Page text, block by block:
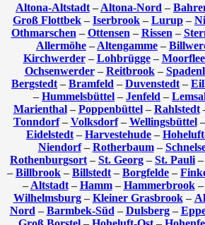
Altona-Altstadt – Altona-Nord –
Groß Flottbek – Iserbrook – Lurup –
Othmarschen – Ottensen – Rissen –
Allermöhe – Altengamme –
Kirchwerder– Lohbrügge–
Ochsenwerder– Reitbrook–
Bergstedt – Bramfeld – Duvenstedt –
– Hummelsbüttel – Jenfeld –
Marienthal– Poppenbüttel– Rahlstedt
Tonndorf– Volksdorf– Wellingsbüttel–
Eidelstedt – Harvestehude –
Niendorf– Rotherbaum–
Rothenburgsort – St. Georg – St. Pauli –
– Billbrook – Billstedt – Borgfelde –
– Altstadt– Hamm– Hammerbrook–
Wilhelmsburg– Kleiner Grasbrook–
Nord – Barmbek-Süd – Dulsberg–